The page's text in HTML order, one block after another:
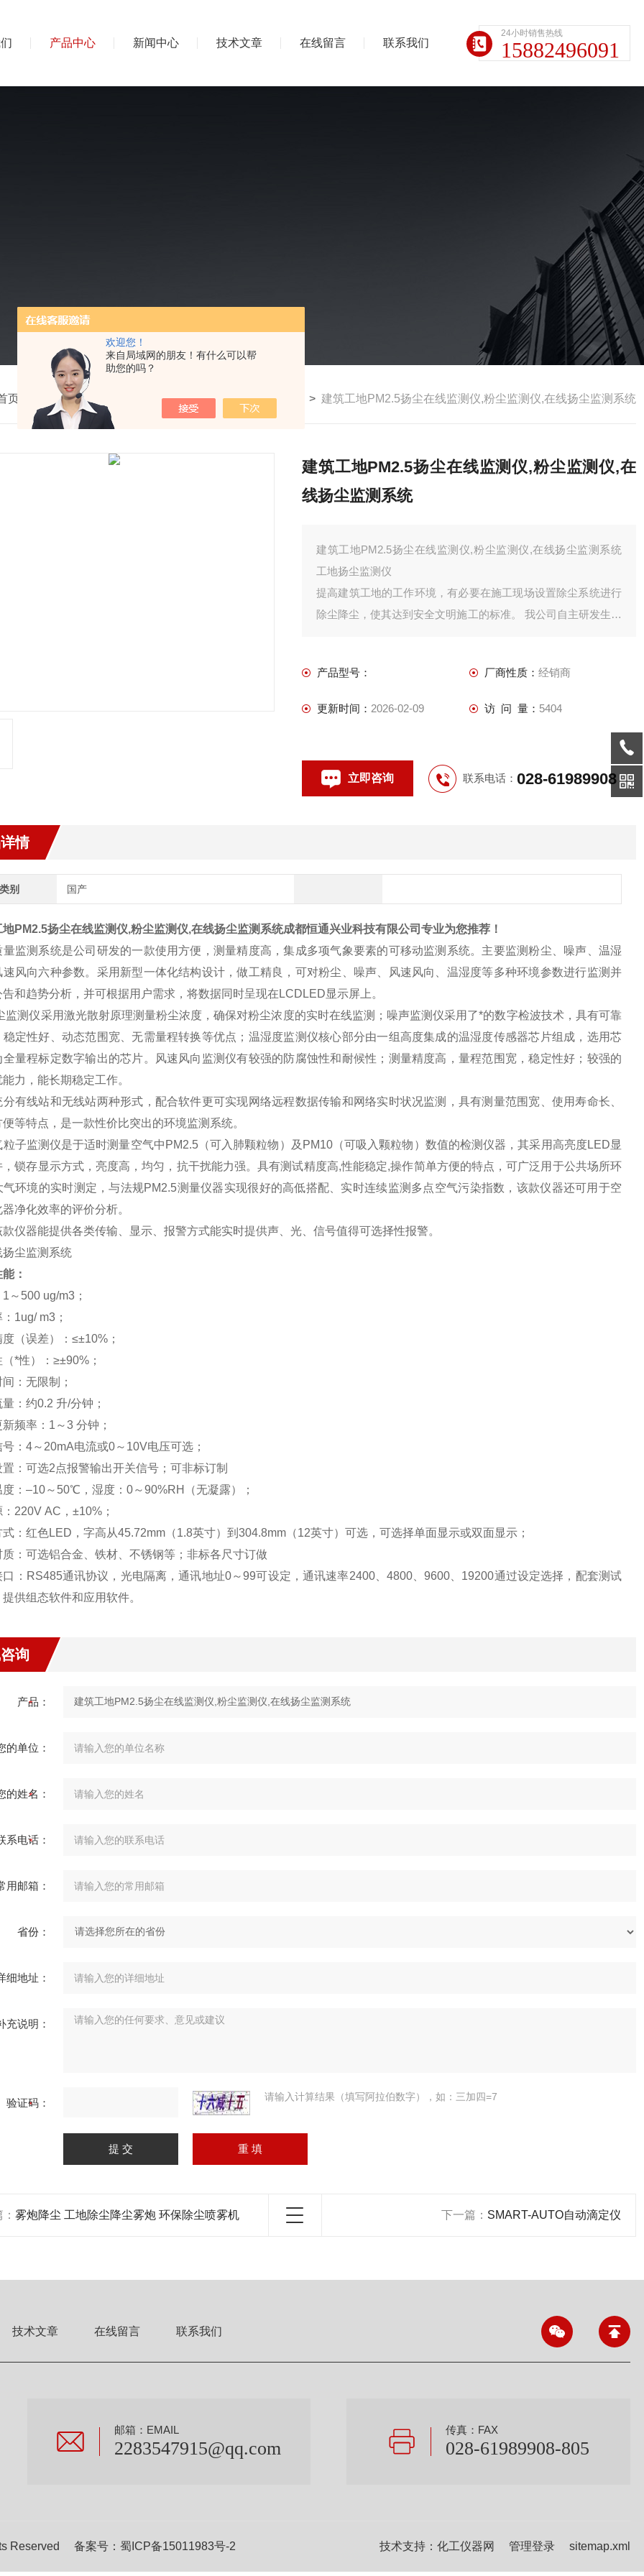
欢迎您！
来自局域网的朋友！有什么可以帮
助您的吗？
产品中心 新闻中心 技术文章 在线留言 联系我们
24小时销售热线
15882496091
页 产品中心> 建筑工程检测仪器>扬尘在线监测设备 > 建筑工地PM2.5扬尘在线监测仪,粉尘监测仪,在线扬尘监测系统
建筑工地PM2.5扬尘在线监测仪,粉尘监测仪,在
线扬尘监测系统
建筑工地PM2.5扬尘在线监测仪,粉尘监测仪,在线扬尘监测系统
工地扬尘监测仪
提高建筑工地的工作环境，有必要在施工现场设置除尘系统进行
除尘降尘，使其达到安全文明施工的标准。 我公司自主研发生产
产品型号： 厂商性质： 经销商
更新时间： 2026-02-09 访 问 量： 5404
立即咨询 联系电话： 028-61989908
情
别 国产
PM2.5扬尘在线监测仪,粉尘监测仪,在线扬尘监测系统成都恒通兴业科技有限公司专业为您推荐！
量监测系统是公司研发的一款使用方便，测量精度高，集成多项气象要素的可移动监测系统。主要监测粉尘、噪声、温湿
速风向六种参数。采用新型一体化结构设计，做工精良，可对粉尘、噪声、风速风向、温湿度等多种环境参数进行监测并
和趋势分析，并可根据用户需求，将数据同时呈现在LCDLED显示屏上。
测仪采用激光散射原理测量粉尘浓度，确保对粉尘浓度的实时在线监测；噪声监测仪采用了*的数字检波技术，具有可靠
稳定性好、动态范围宽、无需量程转换等优点；温湿度监测仪核心部分由一组高度集成的温湿度传感器芯片组成，选用芯
全量程标定数字输出的芯片。风速风向监测仪有较强的防腐蚀性和耐候性；测量精度高，量程范围宽，稳定性好；较强的
力，能长期稳定工作。
分有线站和无线站两种形式，配合软件更可实现网络远程数据传输和网络实时状况监测，具有测量范围宽、使用寿命长、
等特点，是一款性价比突出的环境监测系统。
子监测仪是于适时测量空气中PM2.5（可入肺颗粒物）及PM10（可吸入颗粒物）数值的检测仪器，其采用高亮度LED显
，锁存显示方式，亮度高，均匀，抗干扰能力强。具有测试精度高,性能稳定,操作简单方便的特点，可广泛用于公共场所环
气环境的实时测定，与法规PM2.5测量仪器实现很好的高低搭配、实时连续监测多点空气污染指数，该款仪器还可用于空
净化效率的评价分析。
仪器能提供各类传输、显示、报警方式能实时提供声、光、信号值得可选择性报警。
：
～500 ug/m3；
1ug/ m3；
（误差）：≤±10%；
*性）：≥±90%；
：无限制；
：约0.2 升/分钟；
频率：1～3 分钟；
：4～20mA电流或0～10V电压可选；
：可选2点报警输出开关信号；可非标订制
度：–10～50℃，湿度：0～90%RH（无凝露）；
220V AC，±10%；
：红色LED，字高从45.72mm（1.8英寸）到304.8mm（12英寸）可选，可选择单面显示或双面显示；
质：可选铝合金、铁材、不锈钢等；非标各尺寸订做
口：RS485通讯协议，光电隔离，通讯地址0～99可设定，通讯速率2400、4800、9600、19200通过设定选择，配套测试
供组态软件和应用软件。
询
产品：
的单位：
的姓名：
系电话：
用邮箱：
省份：
细地址：
充说明：
验证码： 请输入计算结果（填写阿拉伯数字），如：三加四=7
雾炮降尘 工地除尘降尘雾炮 环保除尘喷雾机 下一篇： SMART-AUTO自动滴定仪
技术文章 在线留言 联系我们
邮箱：EMAIL
2283547915@qq.com
传真：FAX
028-61989908-805
Reserved 备案号： 蜀ICP备15011983号-2 技术支持：化工仪器网 管理登录 sitemap.xml